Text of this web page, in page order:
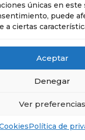
únicas en
puede
a ciertas
Aceptar
Denegar
Ver preferencias
Política de
Cetm | Tel: 606